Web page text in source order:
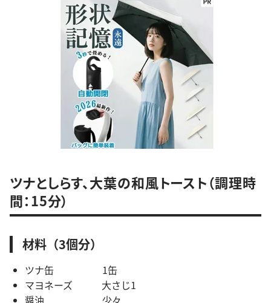
ツナとしらす、大葉の和風トースト（調理時
間：15分）
材料（3個分）
ツナ缶 1缶
マヨネーズ 大さじ1
醤油 少々